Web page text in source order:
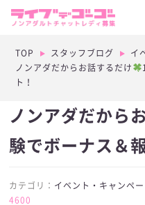
TOP スタッフブログ
イ
ノンアダだからお話するだけ
ト！
ノンアダだから
験でボーナス＆
カテゴリ： イベント・キャンペー
4600